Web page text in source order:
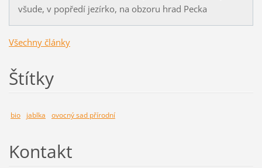
všude, v popředí jezírko, na obzoru hrad Pecka
Všechny články
Štítky
bio jablka ovocný sad přírodní
Kontakt